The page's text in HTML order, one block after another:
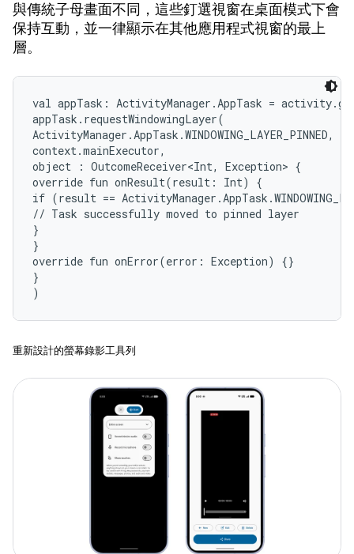
與傳統子母畫面不同，這些釘選視窗在桌面模式下會
保持互動，並一律顯示在其他應用程式視窗的最上
層。
val appTask: ActivityManager.AppTask =
appTask.requestWindowingLayer(
ActivityManager.AppTask.WINDOWING_LAYER_PINNED,
context.mainExecutor,
object : OutcomeReceiver<Int, Exception> {
override fun onResult(result: Int) {
if (result ==
// Task successfully moved to pinned layer
}
}
override fun onError(error: Exception) {}
}
)
重新設計的螢幕錄影工具列